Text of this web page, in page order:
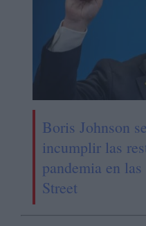
Boris Johnson
incumplir las
pandemia en
Street